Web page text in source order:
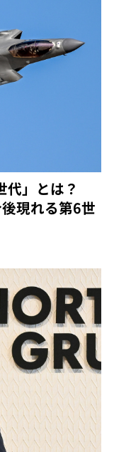
代」とは？
現れる第6世